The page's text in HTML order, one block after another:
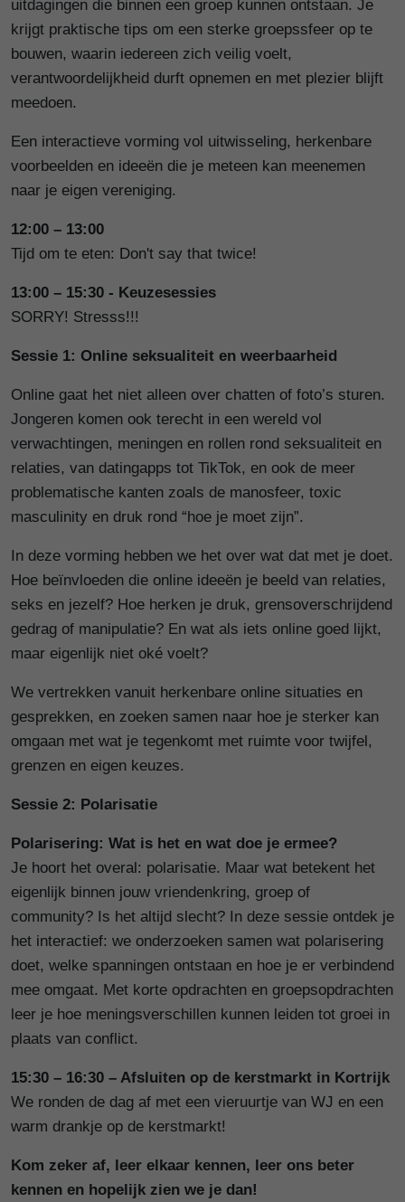
uitdagingen die binnen een groep kunnen ontstaan. Je
krijgt praktische tips om een sterke groepssfeer op te
bouwen, waarin iedereen zich veilig voelt,
verantwoordelijkheid durft opnemen en met plezier blijft
meedoen.
Een interactieve vorming vol uitwisseling, herkenbare
voorbeelden en ideeën die je meteen kan meenemen
naar je eigen vereniging.
12:00 – 13:00
Tijd om te eten: Don't say that twice!
13:00 – 15:30 - Keuzesessies
SORRY! Stresss!!!
Sessie 1: Online seksualiteit en weerbaarheid
Online gaat het niet alleen over chatten of foto’s sturen.
Jongeren komen ook terecht in een wereld vol
verwachtingen, meningen en rollen rond seksualiteit en
relaties, van datingapps tot TikTok, en ook de meer
problematische kanten zoals de manosfeer, toxic
masculinity en druk rond “hoe je moet zijn”.
In deze vorming hebben we het over wat dat met je doet.
Hoe beïnvloeden die online ideeën je beeld van relaties,
seks en jezelf? Hoe herken je druk, grensoverschrijdend
gedrag of manipulatie? En wat als iets online goed lijkt,
maar eigenlijk niet oké voelt?
We vertrekken vanuit herkenbare online situaties en
gesprekken, en zoeken samen naar hoe je sterker kan
omgaan met wat je tegenkomt met ruimte voor twijfel,
grenzen en eigen keuzes.
Sessie 2: Polarisatie
Polarisering: Wat is het en wat doe je ermee?
Je hoort het overal: polarisatie. Maar wat betekent het
eigenlijk binnen jouw vriendenkring, groep of
community? Is het altijd slecht? In deze sessie ontdek je
het interactief: we onderzoeken samen wat polarisering
doet, welke spanningen ontstaan en hoe je er verbindend
mee omgaat. Met korte opdrachten en groepsopdrachten
leer je hoe meningsverschillen kunnen leiden tot groei in
plaats van conflict.
15:30 – 16:30 – Afsluiten op de kerstmarkt in Kortrijk
We ronden de dag af met een vieruurtje van WJ en een
warm drankje op de kerstmarkt!
Kom zeker af, leer elkaar kennen, leer ons beter
kennen en hopelijk zien we je dan!